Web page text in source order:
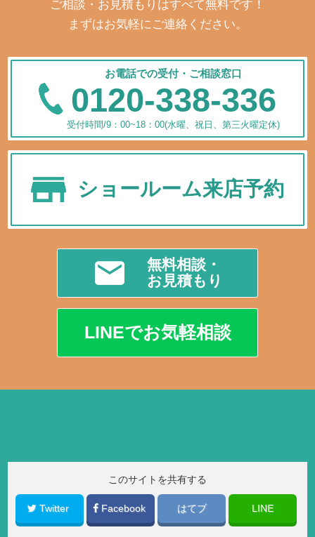
ご相談・お見積もりはすべて無料です！
まずはお気軽にご連絡ください。
お電話での受付・ご相談窓口
0120-338-336
受付時間/9：00~18：00(水曜、祝日、第三火曜定休)
ショールーム来店予約
無料相談・
お見積もり
LINEでお気軽相談
このサイトを共有する
Twitter Facebook はてブ LINE